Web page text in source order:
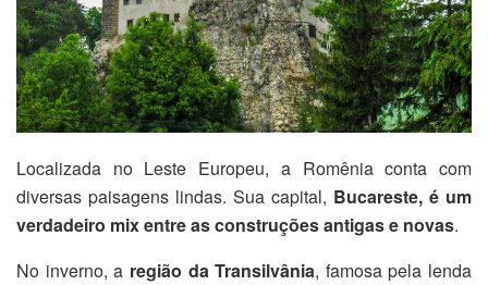
Localizada no Leste Europeu, a Romênia conta com
diversas paisagens lindas. Sua capital, Bucareste, é um
verdadeiro mix entre as construções antigas e novas.
No inverno, a região da Transilvânia, famosa pela lenda